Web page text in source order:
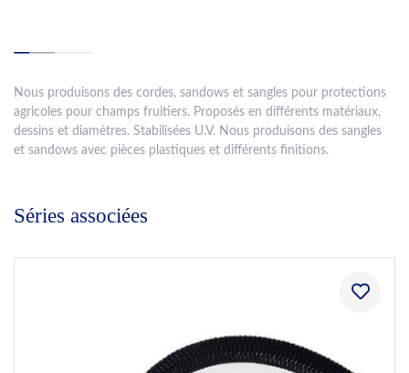
Nous produisons des cordes, sandows et sangles pour protections
agricoles pour champs fruitiers. Proposés en différents matériaux,
dessins et diamètres. Stabilisées U.V. Nous produisons des sangles
et sandows avec pièces plastiques et différents finitions.
Séries associées